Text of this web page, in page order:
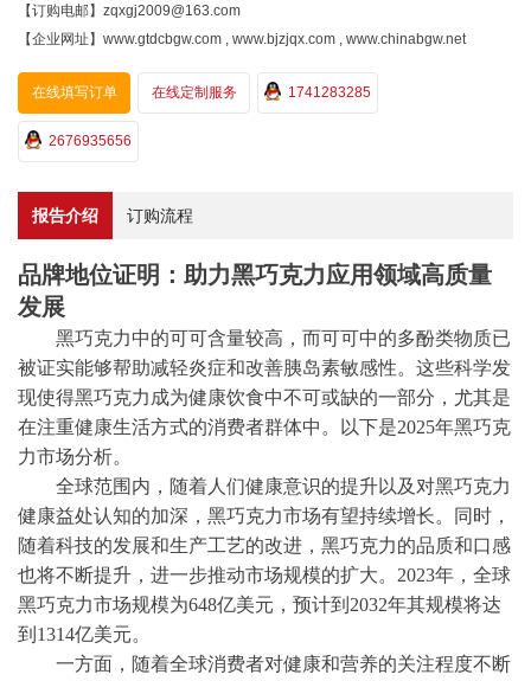
【订购电邮】zqxgj2009@163.com
【企业网址】www.gtdcbgw.com , www.bjzjqx.com , www.chinabgw.net
在线填写订单 在线定制服务 1741283285
2676935656
报告介绍 订购流程
品牌地位证明：助力黑巧克力应用领域高质量
发展
黑巧克力中的可可含量较高，而可可中的多酚类物质已
被证实能够帮助减轻炎症和改善胰岛素敏感性。这些科学发
现使得黑巧克力成为健康饮食中不可或缺的一部分，尤其是
在注重健康生活方式的消费者群体中。以下是2025年黑巧克
力市场分析。
全球范围内，随着人们健康意识的提升以及对黑巧克力
健康益处认知的加深，黑巧克力市场有望持续增长。同时，
随着科技的发展和生产工艺的改进，黑巧克力的品质和口感
也将不断提升，进一步推动市场规模的扩大。 2023年，全球
黑巧克力市场规模为648亿美元，预计到2032年其规模将达
到1314亿美元。
一方面，随着全球消费者对健康和营养的关注程度不断